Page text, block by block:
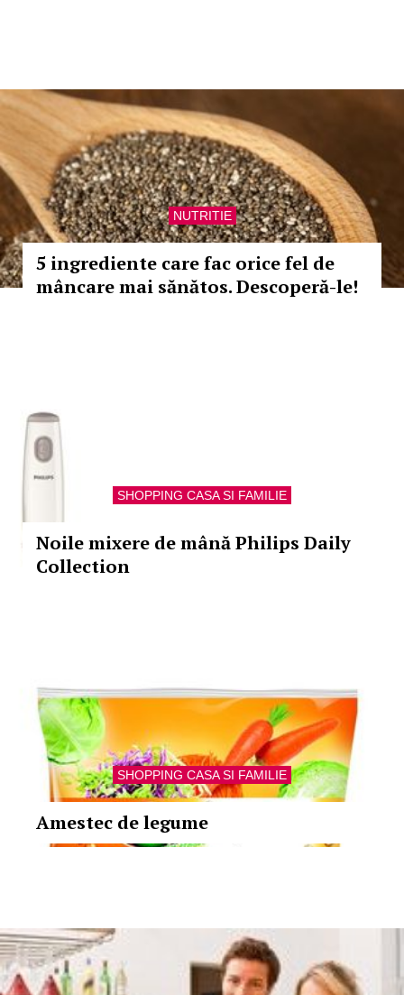
NUTRITIE
5 ingrediente care fac orice fel de
mâncare mai sănătos. Descoperă-le!
SHOPPING CASA SI FAMILIE
Noile mixere de mână Philips Daily
Collection
SHOPPING CASA SI FAMILIE
Amestec de legume